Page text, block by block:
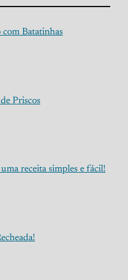
com Batatinhas
Priscos
receita simples e fácil!